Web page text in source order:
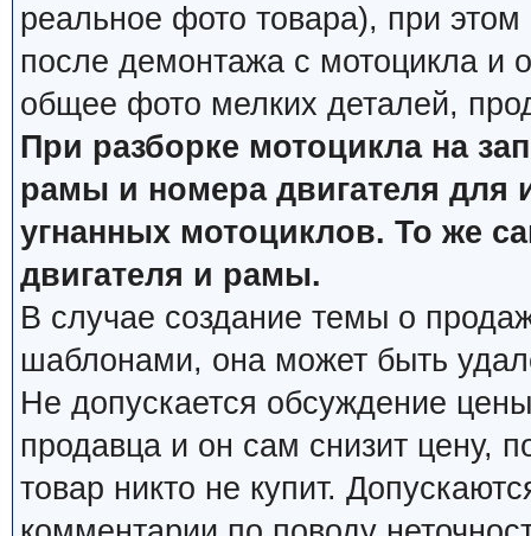
реальное фото товара), при
после демонтажа с мотоцикла и
общее фото мелких деталей,
При разборке мотоцикла на
рамы и номера двигателя для
угнанных мотоциклов. То же
двигателя и рамы.
В случае создание темы о
шаблонами, она может быть
Не допускается обсуждение
продавца и он сам снизит цену,
товар никто не купит.